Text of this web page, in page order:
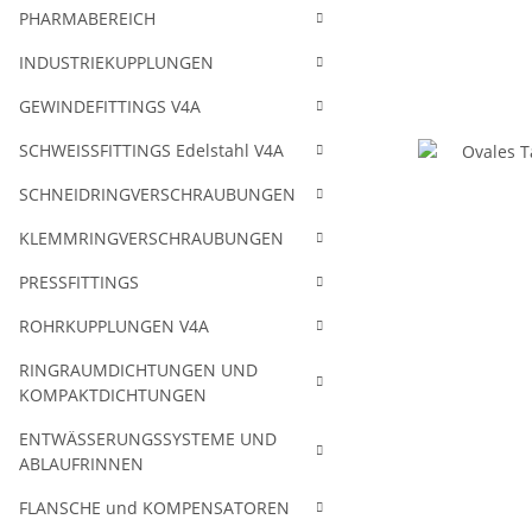
PHARMABEREICH
INDUSTRIEKUPPLUNGEN
GEWINDEFITTINGS V4A
SCHWEISSFITTINGS Edelstahl V4A
SCHNEIDRINGVERSCHRAUBUNGEN
KLEMMRINGVERSCHRAUBUNGEN
PRESSFITTINGS
ROHRKUPPLUNGEN V4A
RINGRAUMDICHTUNGEN UND
KOMPAKTDICHTUNGEN
ENTWÄSSERUNGSSYSTEME UND
ABLAUFRINNEN
FLANSCHE und KOMPENSATOREN